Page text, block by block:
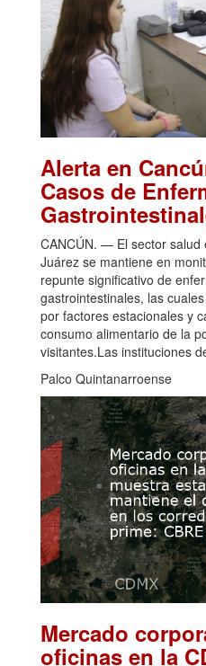
Alerta en
Casos de
CANCÚN. — El sector salud
Juárez se mantiene en
repunte significativo de
gastrointestinales, las
por factores estacionales y
consumo alimentario de la
visitantes.Las instituciones
Palco Quintanarroense
Mercado
oficinas en la